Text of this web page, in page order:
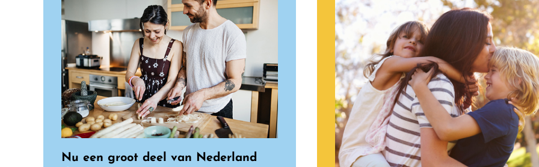
Nu een groot deel van Nederland